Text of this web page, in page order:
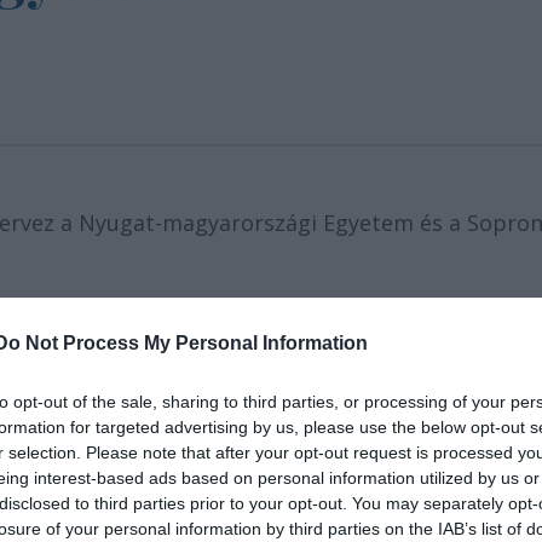
Not Process My Personal Information
opt-out of the sale, sharing to third parties, or processing of your
for targeted advertising by us, please use the below opt-out
selection. Please note that after your opt-out request is processed
interest-based ads based on personal information utilized by us
to third parties prior to your opt-out. You may separately
of your personal information by third parties on the IAB’s list of
a Nyugat-magyarországi Egyetem és a
Közgazdaságtudományi Kara és az
– hangzott el a színház és az egyetem közös
elmondta, hogy a kapcsolat a két intézmény
fellépnek az egyetem rendezvényein.